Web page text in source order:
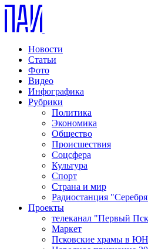
Новости
Статьи
Фото
Видео
Инфографика
Рубрики
Политика
Экономика
Общество
Происшествия
Соцсфера
Культура
Спорт
Страна и мир
Радиостанция
Проекты
телеканал "Первый
Маркет
Псковские храмы в